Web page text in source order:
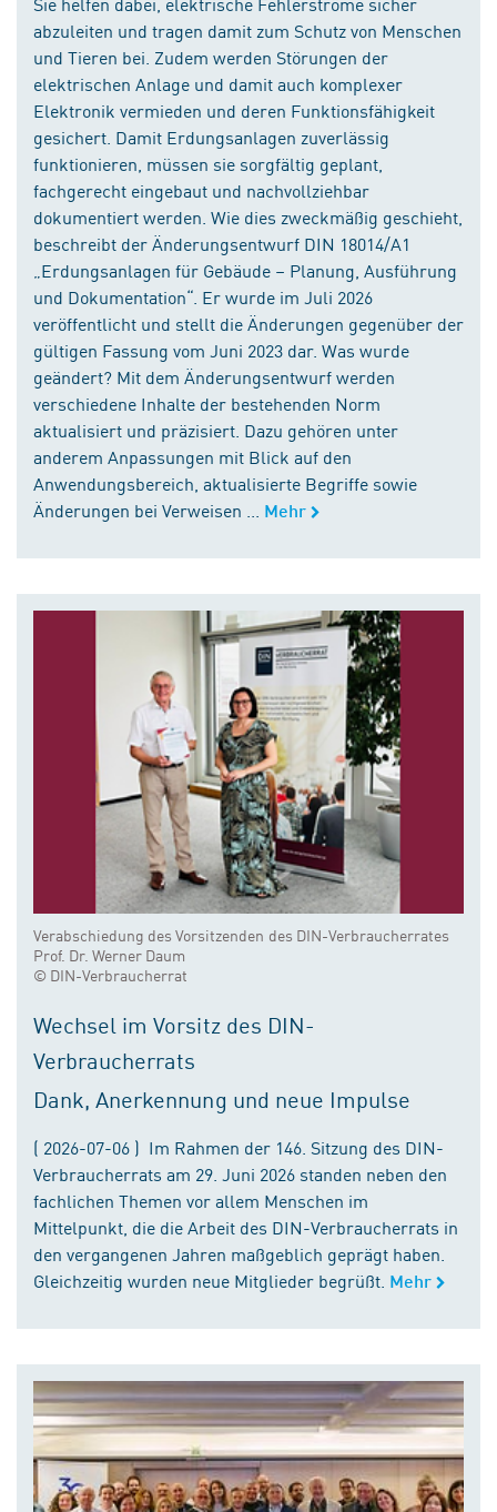
abzuleiten und tragen damit zum Schutz von Menschen
und Tieren bei. Zudem werden Störungen der
elektrischen Anlage und damit auch komplexer
Elektronik vermieden und deren Funktionsfähigkeit
gesichert. Damit Erdungsanlagen zuverlässig
funktionieren, müssen sie sorgfältig geplant,
fachgerecht eingebaut und nachvollziehbar
dokumentiert werden. Wie dies zweckmäßig geschieht,
beschreibt der Änderungsentwurf DIN 18014/A1
„Erdungsanlagen für Gebäude – Planung, Ausführung
und Dokumentation“. Er wurde im Juli 2026
veröffentlicht und stellt die Änderungen gegenüber der
gültigen Fassung vom Juni 2023 dar. Was wurde
geändert? Mit dem Änderungsentwurf werden
verschiedene Inhalte der bestehenden Norm
aktualisiert und präzisiert. Dazu gehören unter
anderem Anpassungen mit Blick auf den
Anwendungsbereich, aktualisierte Begriffe sowie
Änderungen bei Verweisen ...
Mehr
Verabschiedung des Vorsitzenden des DIN-Verbraucherrates
Prof. Dr. Werner Daum
© DIN-Verbraucherrat
Wechsel im Vorsitz des DIN-
Verbraucherrats
Dank, Anerkennung und neue Impulse
( 2026-07-06 ) Im Rahmen der 146. Sitzung des DIN-
Verbraucherrats am 29. Juni 2026 standen neben den
fachlichen Themen vor allem Menschen im
Mittelpunkt, die die Arbeit des DIN-Verbraucherrats in
den vergangenen Jahren maßgeblich geprägt haben.
Gleichzeitig wurden neue Mitglieder begrüßt. Mehr